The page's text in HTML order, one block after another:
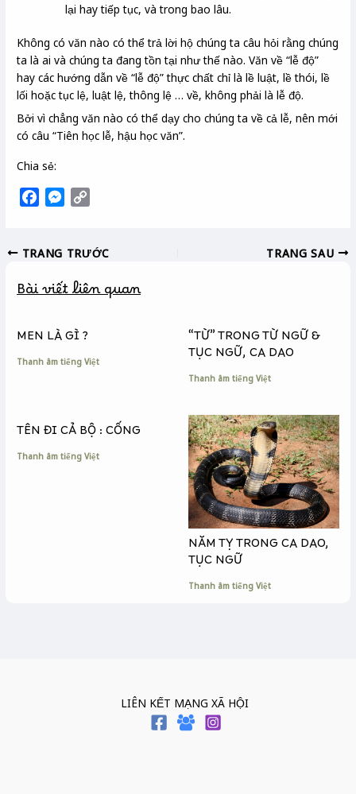
lại hay tiếp tục, và trong bao lâu.
Không có văn nào có thể trả lời hộ chúng ta câu hỏi rằng chúng
ta là ai và chúng ta đang tồn tại như thế nào. Văn về “lễ độ”
hay các hướng dẫn về “lễ độ” thực chất chỉ là lề luật, lề thói, lề
lối hoặc tục lệ, luật lệ, thông lệ … về, không phải là lễ độ.
Bởi vì chẳng văn nào có thể dạy cho chúng ta về cả lễ, nên mới
có câu “Tiên học lễ, hậu học văn”.
Chia sẻ:
e
o
k
M
s
n
e
y
i
TRANG TRƯỚC TRANG SAU
Bài viết liên quan
MEN LÀ GÌ ?
Thanh âm tiếng Việt
“TỪ” TRONG TỪ NGỮ &
TỤC NGỮ, CA DAO
Thanh âm tiếng Việt
TÊN ĐI CẢ BỘ : CỐNG
Thanh âm tiếng Việt
NĂM TỴ TRONG CA DAO,
TỤC NGỮ
Thanh âm tiếng Việt
LIÊN KẾT MẠNG XÃ HỘI